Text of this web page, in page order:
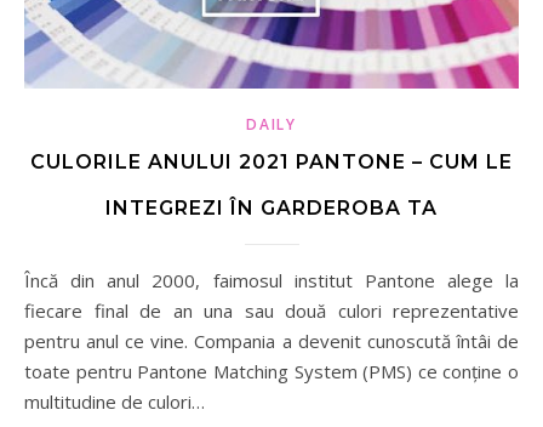
DAILY
CULORILE ANULUI 2021 PANTONE – CUM LE
INTEGREZI ÎN GARDEROBA TA
Încă din anul 2000, faimosul institut Pantone alege la
fiecare final de an una sau două culori reprezentative
pentru anul ce vine. Compania a devenit cunoscută întâi de
toate pentru Pantone Matching System (PMS) ce conține o
multitudine de culori…